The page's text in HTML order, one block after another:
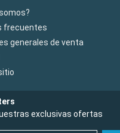
frecuentes
generales de venta
exclusivas ofertas